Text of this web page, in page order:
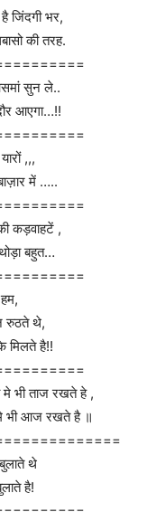
जिंदगी भर,
की तरह.
सुन ले..
आएगा…!!
,,,
में …..
कड़वाहटें ,
बहुत…
रुठते थे,
मिलते है!!
मे भी ताज रखते हे ,
मे भी आज रखते है ॥
थे
है!